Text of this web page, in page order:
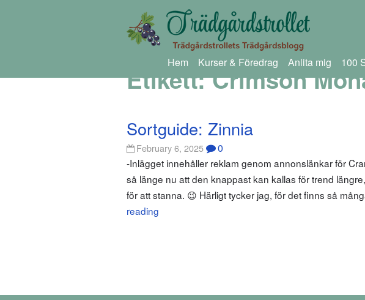
Hem Kurser & Föredrag Anlita mig 100
Etikett:Crimson
Sortguide: Zinnia
February 6, 2025 0
-Inlägget innehåller reklam genom annonslänkar för
så länge nu att den knappast kan kallas för trend
för att stanna. 😉 Härligt tycker jag, för det finns så
reading